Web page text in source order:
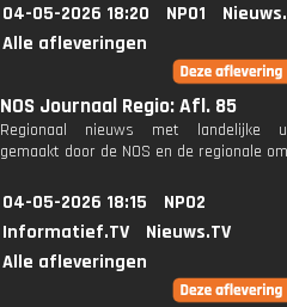
04-05-2026 18:20 NPO1
Alle afleveringen
NOS Journaal Regio: Afl. 85
Regionaal nieuws met landelijke
gemaakt door de NOS en de regionale
04-05-2026 18:15
NPO2
Informatief.TV
Nieuws.TV
Alle afleveringen